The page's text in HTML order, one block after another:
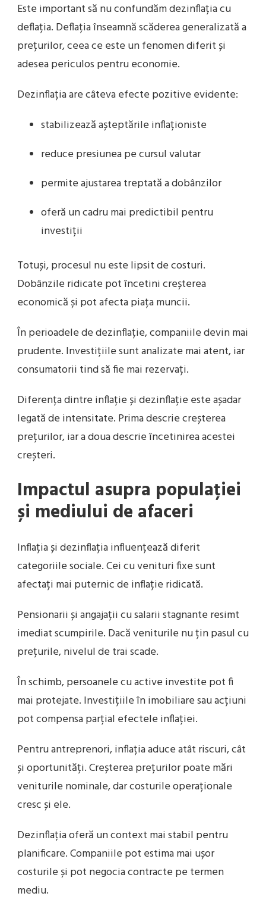
Este important să nu confundăm dezinflația cu
deflația. Deflația înseamnă scăderea generalizată a
prețurilor, ceea ce este un fenomen diferit și
adesea periculos pentru economie.
Dezinflația are câteva efecte pozitive evidente:
stabilizează așteptările inflaționiste
reduce presiunea pe cursul valutar
permite ajustarea treptată a dobânzilor
oferă un cadru mai predictibil pentru
investiții
Totuși, procesul nu este lipsit de costuri.
Dobânzile ridicate pot încetini creșterea
economică și pot afecta piața muncii.
În perioadele de dezinflație, companiile devin mai
prudente. Investițiile sunt analizate mai atent, iar
consumatorii tind să fie mai rezervați.
Diferența dintre inflație și dezinflație este așadar
legată de intensitate. Prima descrie creșterea
prețurilor, iar a doua descrie încetinirea acestei
creșteri.
Impactul asupra populației
și mediului de afaceri
Inflația și dezinflația influențează diferit
categoriile sociale. Cei cu venituri fixe sunt
afectați mai puternic de inflație ridicată.
Pensionarii și angajații cu salarii stagnante resimt
imediat scumpirile. Dacă veniturile nu țin pasul cu
prețurile, nivelul de trai scade.
În schimb, persoanele cu active investite pot fi
mai protejate. Investițiile în imobiliare sau acțiuni
pot compensa parțial efectele inflației.
Pentru antreprenori, inflația aduce atât riscuri, cât
și oportunități. Creșterea prețurilor poate mări
veniturile nominale, dar costurile operaționale
cresc și ele.
Dezinflația oferă un context mai stabil pentru
planificare. Companiile pot estima mai ușor
costurile și pot negocia contracte pe termen
mediu.